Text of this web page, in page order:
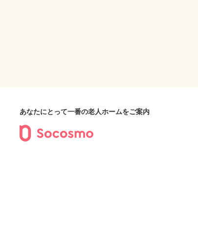
あなたにとって一番の老人ホームをご案内